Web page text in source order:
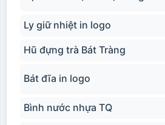
Ly giữ nhiệt in logo
Hũ đựng trà Bát Tràng
Bát đĩa in logo
Bình nước nhựa TQ